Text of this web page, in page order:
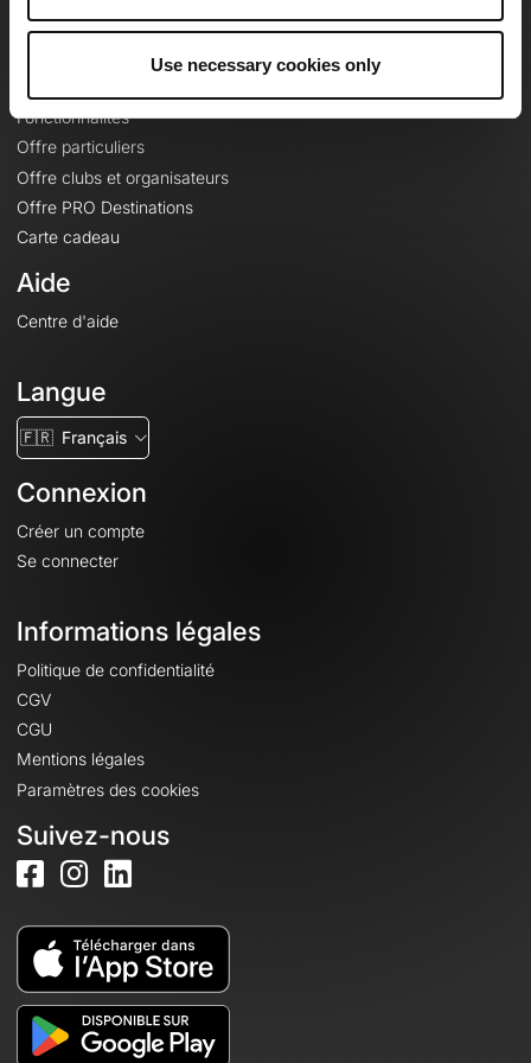
Use necessary cookies only
Fonctionnalités
Offre particuliers
Offre clubs et organisateurs
Offre PRO Destinations
Carte cadeau
Aide
Centre d'aide
Langue
🇫🇷 Français
Connexion
Créer un compte
Se connecter
Informations légales
Politique de confidentialité
CGV
CGU
Mentions légales
Paramètres des cookies
Suivez-nous